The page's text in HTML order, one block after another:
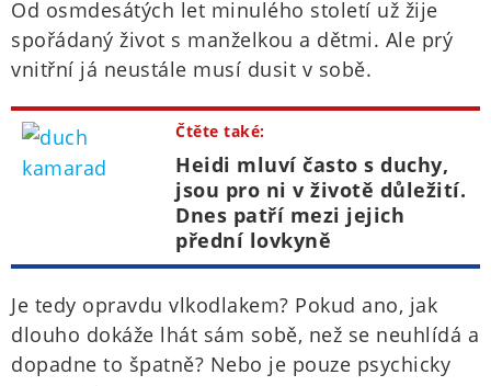
Od osmdesátých let minulého století už žije
spořádaný život s manželkou a dětmi. Ale prý
vnitřní já neustále musí dusit v sobě.
Čtěte také:
Heidi mluví často s duchy,
jsou pro ni v životě důležití.
Dnes patří mezi jejich
přední lovkyně
Je tedy opravdu vlkodlakem? Pokud ano, jak
dlouho dokáže lhát sám sobě, než se neuhlídá a
dopadne to špatně? Nebo je pouze psychicky